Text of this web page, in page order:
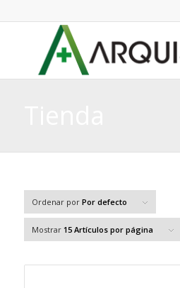
Ordenar por Por defecto
Mostrar 15 Artículos por página